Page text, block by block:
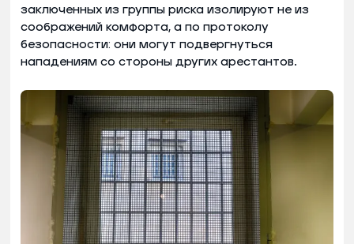
заключенных из группы риска изолируют не из
соображений комфорта, а по протоколу
безопасности: они могут подвергнуться
нападениям со стороны других арестантов.